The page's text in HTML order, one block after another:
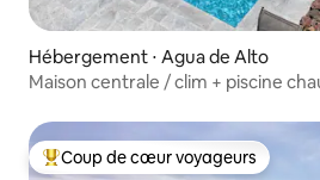
Hébergement ⋅ Agua de Alto
Maison centrale / clim + piscine
Coups de cœur voyageurs les plus
Coup de cœur voyageurs